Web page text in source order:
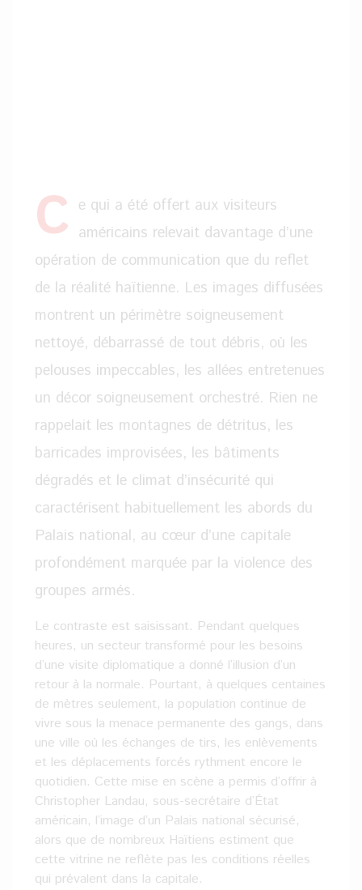
C e qui a été offert aux visiteurs
américains relevait davantage d’une
opération de communication que du reflet
de la réalité haïtienne. Les images diffusées
montrent un périmètre soigneusement
nettoyé, débarrassé de tout débris, où les
pelouses impeccables, les allées entretenues
un décor soigneusement orchestré. Rien ne
rappelait les montagnes de détritus, les
barricades improvisées, les bâtiments
dégradés et le climat d’insécurité qui
caractérisent habituellement les abords du
Palais national, au cœur d’une capitale
profondément marquée par la violence des
groupes armés.
Le contraste est saisissant. Pendant quelques
heures, un secteur transformé pour les besoins
d’une visite diplomatique a donné l’illusion d’un
retour à la normale. Pourtant, à quelques centaines
de mètres seulement, la population continue de
vivre sous la menace permanente des gangs, dans
une ville où les échanges de tirs, les enlèvements
et les déplacements forcés rythment encore le
quotidien. Cette mise en scène a permis d’offrir à
Christopher Landau, sous-secrétaire d’État
américain, l’image d’un Palais national sécurisé,
alors que de nombreux Haïtiens estiment que
cette vitrine ne reflète pas les conditions réelles
qui prévalent dans la capitale.